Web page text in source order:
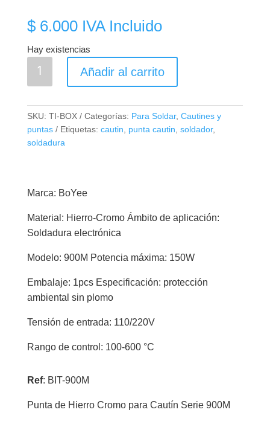
$6.000 IVA Incluido
Hay existencias
Punta
Cromo
Cautín
Añadir al carrito
SKU: TI-BOX Categorías: Para Soldar, Cautines y
puntas
Etiquetas: cautin punta cautin soldador,
soldadura
Marca: BoYee
Material: Hierro-Cromo Ámbito de aplicación:
Soldadura electrónica
Modelo: 900M Potencia máxima: 150W
Embalaje: 1pcs Especificación: protección
ambiental sin plomo
Tensión de entrada: 110/220V
Rango de control: 100-600 °C
Ref: BIT-900M
Punta de Hierro Cromo para Cautín Serie 900M